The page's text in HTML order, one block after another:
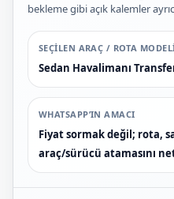
bekleme gibi açık kalemler
SEÇILEN ARAÇ / ROTA
Sedan Havalimanı
WHATSAPP’IN AMACI
Fiyat sormak değil; rota,
araç/sürücü atamasını